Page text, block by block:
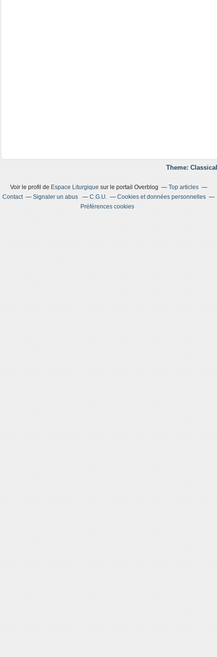
Theme:
Voir le profil de Espace Liturgiquesur le portail Overblog
Top articles
Contact
Signaler un abus C.G.U.
Cookies et données personnelles
Préférences cookies